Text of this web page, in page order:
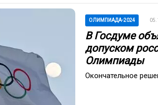
ОЛИМПИАДА-2024
В Госдуме
допуском
Олимпиады
Окончательное